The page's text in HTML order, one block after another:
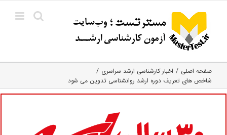
content
صفحه اصلی
اخبار کارشناسی ارشد سراسری
شاخص های تعریف دوره ارشد روانشناسی تدوین می شود